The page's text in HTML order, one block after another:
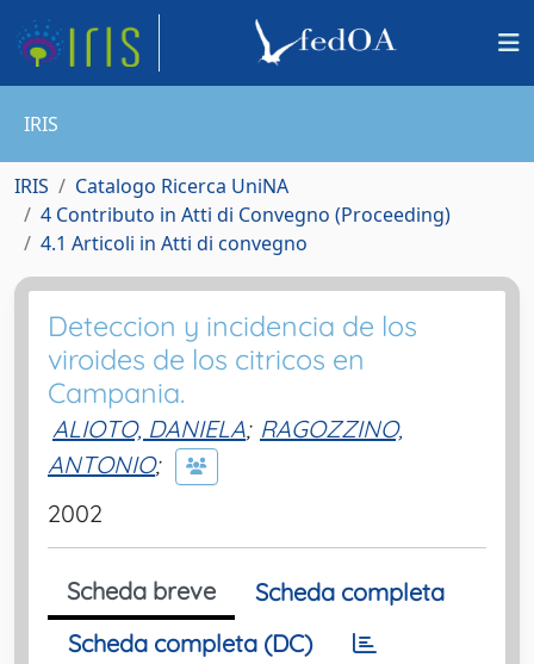
IRIS
IRIS
Catalogo Ricerca UniNA
4 Contributo in Atti di Convegno (Proceeding)
4.1 Articoli in Atti di convegno
Deteccion y incidencia de los
viroides de los citricos en
Campania.
ALIOTO, DANIELA; RAGOZZINO,
ANTONIO;
2002
Scheda breve
Scheda completa
Scheda completa (DC)